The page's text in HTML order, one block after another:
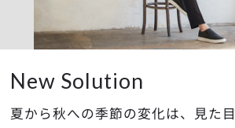
New Solution
夏から秋への季節の変化は、見た